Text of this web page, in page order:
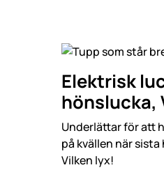
Elektrisk
hönslucka,
Underlättar för att
på kvällen när
Vilken lyx!